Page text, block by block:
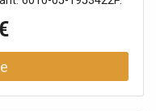
véhicules avec